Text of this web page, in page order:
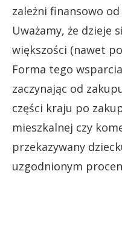
zależni finansowo
Uważamy, że dzieje
większości (nawet
Forma tego
zaczynając od
części kraju po
mieszkalnej czy
przekazywany
uzgodnionym